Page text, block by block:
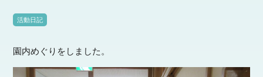
活動日記
園内めぐりをしました。